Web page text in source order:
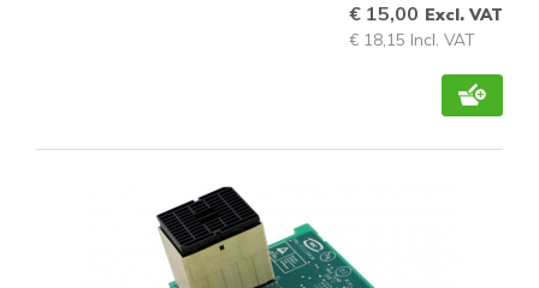
€ 15,00 Excl. VAT
€ 18,15 Incl. VAT